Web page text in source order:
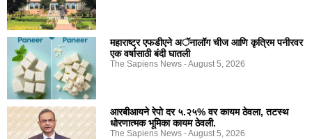
महाराष्ट्र एफडीएने अॅनालॉग चीज आणि कृत्रिम पनीरवर
एक वर्षासाठी बंदी घातली
The Sapiens News August 5, 2026
आरबीआयने रेपो दर ५.२५% वर कायम ठेवला, तटस्थ
धोरणात्मक भूमिका कायम ठेवली.
The Sapiens News August 5, 2026